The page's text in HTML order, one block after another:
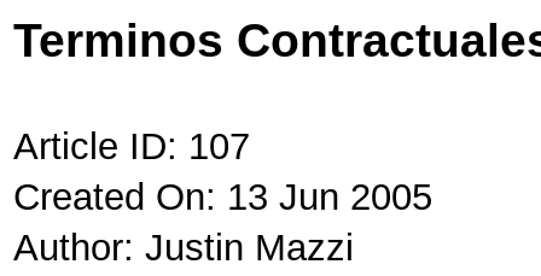
Terminos
Article ID: 107
Created On: 13 Jun 2005
Author: Justin Mazzi